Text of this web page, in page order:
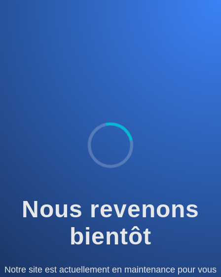
Nous revenons
bientôt
Notre site est actuellement en maintenance pour vous